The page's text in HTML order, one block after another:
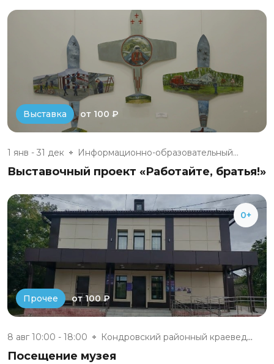
Выставка от 100 ₽
1 янв - 31 дек Информационно-образовательный...
Выставочный проект «Работайте, братья!»
0+
Прочее от 100 ₽
8 авг 10:00 - 18:00 Кондровский районный краеведче...
Посещение музея